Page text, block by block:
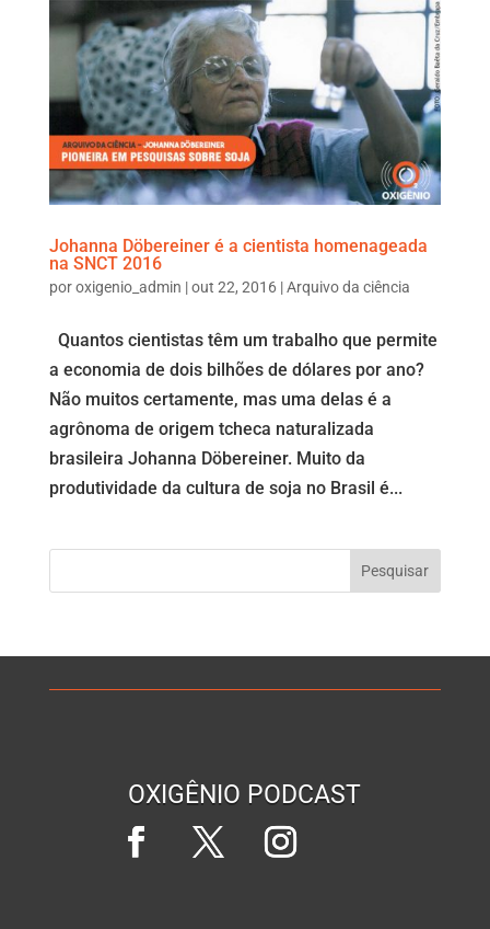
Johanna Döbereiner é a cientista homenageada
na SNCT 2016
poroxigenio_admin |out 22, 2016|Arquivo da ciência
Quantos cientistas têm um trabalho que permite
a economia de dois bilhões de dólares por ano?
Não muitos certamente, mas uma delas é a
agrônoma de origem tcheca naturalizada
brasileira Johanna Döbereiner. Muito da
produtividade da cultura de soja no Brasil é...
OXIGÊNIO PODCAST